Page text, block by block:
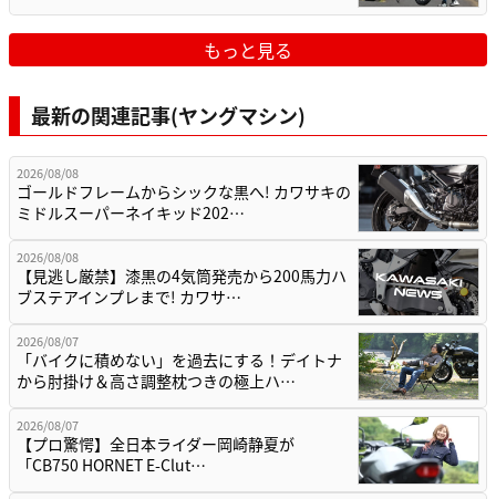
もっと見る
最新の関連記事(ヤングマシン)
2026/08/08
ゴールドフレームからシックな黒へ! カワサキの
ミドルスーパーネイキッド202…
2026/08/08
【見逃し厳禁】漆黒の4気筒発売から200馬力ハ
ブステアインプレまで! カワサ…
2026/08/07
「バイクに積めない」を過去にする！デイトナ
から肘掛け＆高さ調整枕つきの極上ハ…
2026/08/07
【プロ驚愕】全日本ライダー岡崎静夏が
「CB750 HORNET E-Clut…